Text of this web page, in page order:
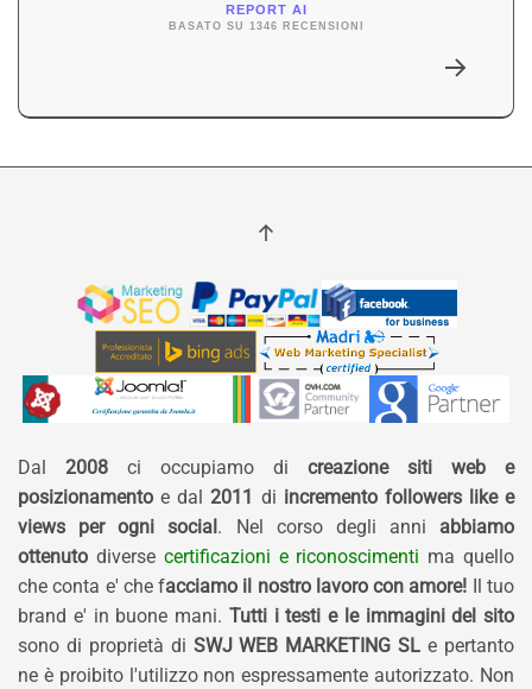
REPORT AI
BASATO SU 1346 RECENSIONI
Dal 2008 ci occupiamo di creazione siti web e
posizionamento e dal 2011 di incremento followers like e
views per ogni social. Nel corso degli anni abbiamo
ottenuto diverse certificazioni e riconoscimenti ma quello
che conta e' che facciamo il nostro lavoro con amore! Il tuo
brand e' in buone mani. Tutti i testi e le immagini del sito
sono di proprietà di SWJ WEB MARKETING SL e pertanto
ne è proibito l'utilizzo non espressamente autorizzato. Non